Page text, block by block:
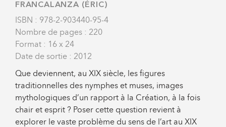
FRANCALANZA (ÉRIC)
ISBN : 978-2-903440-95-4
Nombre de pages : 220
Format : 16 x 24
Date de sortie : 2012
Que deviennent, au XIX siècle, les figures
traditionnelles des nymphes et muses, images
mythologiques d’un rapport à la Création, à la fois
chair et esprit ? Poser cette question revient à
explorer le vaste problème du sens de l’art au XIX